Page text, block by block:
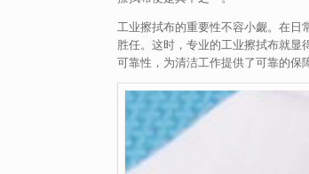
工业擦拭布的重要性不容小觑。在日
胜任。这时，专业的工业擦拭布就
可靠性，为清洁工作提供了可靠的保障